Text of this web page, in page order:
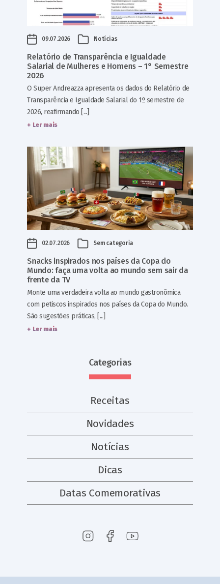
09.07.2026 Notícias
Relatório de Transparência e Igualdade
Salarial de Mulheres e Homens – 1° Semestre
2026
O Super Andreazza apresenta os dados do Relatório de
Transparência e Igualdade Salarial do 1º semestre de
2026, reafirmando [...]
+ Ler mais
02.07.2026 Sem categoria
Snacks inspirados nos países da Copa do
Mundo: faça uma volta ao mundo sem sair da
frente da TV
Monte uma verdadeira volta ao mundo gastronômica
com petiscos inspirados nos países da Copa do Mundo.
São sugestões práticas, [...]
+ Ler mais
Categorias
Receitas
Novidades
Notícias
Dicas
Datas Comemorativas